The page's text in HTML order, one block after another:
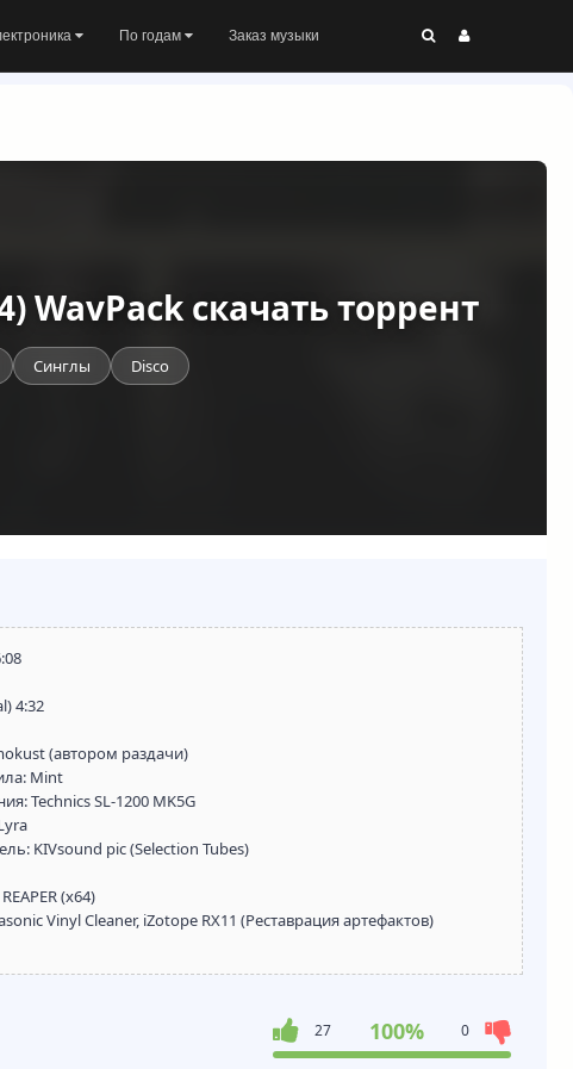
По годам Заказ музыки
WavPack скачать торрент
Синглы Disco
4:32
(автором раздачи)
Mint
Technics SL-1200 MK5G
KIVsound pic (Selection Tubes)
(x64)
Vinyl Cleaner, iZotope RX11 (Реставрация артефактов)
27 100% 0